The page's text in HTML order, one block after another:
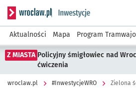
Serwis informacyjny wroclaw.pl
Aktualności Mapa Program
Z MIASTA Policyjny śmigłowiec nad
ćwiczenia
wroclaw.pl #InwestycjeWRO Zielona